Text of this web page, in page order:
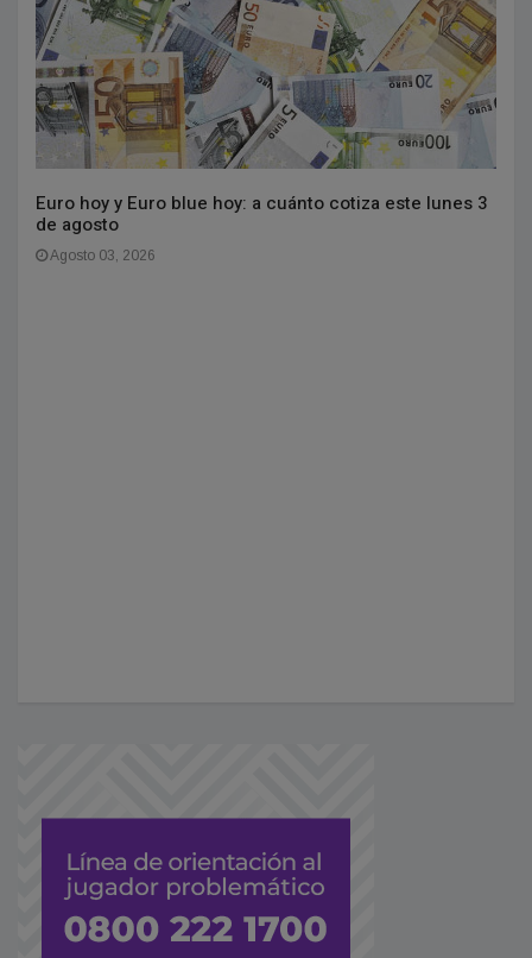
Euro hoy y Euro blue hoy: a cuánto cotiza este lunes 3
de agosto
Agosto 03, 2026